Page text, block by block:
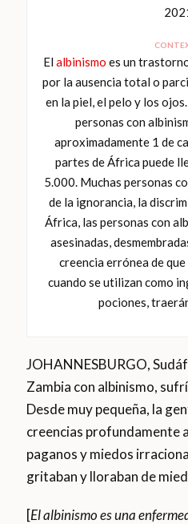
El albinismo es un
por la ausencia total o
en la piel, el pelo y los
personas con
aproximadamente 1 de
partes de África puede
5.000. Muchas personas
de la ignorancia, la
África, las personas con
asesinadas,
creencia errónea de
cuando se utilizan como
pociones,
JOHANNESBURGO,
Zambia con albinismo,
Desde muy pequeña, la
creencias profundamente
paganos y miedos
gritaban y lloraban de
[El albinismo es una